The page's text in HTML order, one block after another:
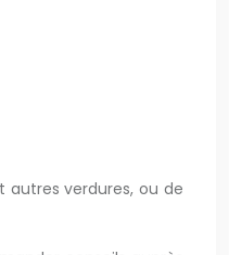
autres verdures, ou de